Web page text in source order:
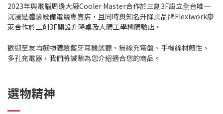
2023年與電腦周邊大廠Cooler Master合作於三創3F設立全台唯一
沉浸是體驗設備電競專賣店，且同時與知名升降桌品牌Flexiwork康
萊合作於三創3F開設升降桌及人體工學椅體驗店。
歡迎至友均選物體驗藍牙耳機試聽、無線充電盤、手機線材韌性、
多孔充電器，我們將誠摰為您介紹適合您的商品。
選物精神